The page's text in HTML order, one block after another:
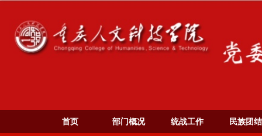
首页 部门概况 统战工作 民族团结